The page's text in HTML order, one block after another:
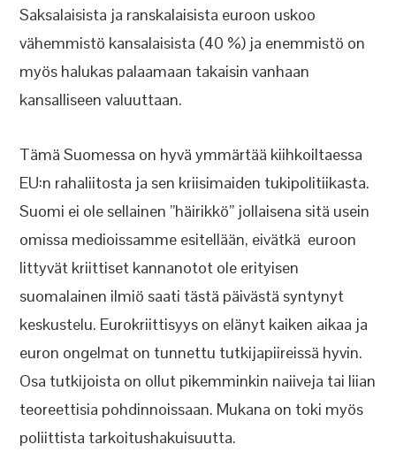
Saksalaisista ja ranskalaisista euroon uskoo
vähemmistö kansalaisista (40 %) ja enemmistö on
myös halukas palaamaan takaisin vanhaan
kansalliseen valuuttaan.
Tämä Suomessa on hyvä ymmärtää kiihkoiltaessa
EU:n rahaliitosta ja sen kriisimaiden tukipolitiikasta.
Suomi ei ole sellainen ”häirikkö” jollaisena sitä usein
omissa medioissamme esitellään, eivätkä euroon
littyvät kriittiset kannanotot ole erityisen
suomalainen ilmiö saati tästä päivästä syntynyt
keskustelu. Eurokriittisyys on elänyt kaiken aikaa ja
euron ongelmat on tunnettu tutkijapiireissä hyvin.
Osa tutkijoista on ollut pikemminkin naiiveja tai liian
teoreettisia pohdinnoissaan. Mukana on toki myös
poliittista tarkoitushakuisuutta.